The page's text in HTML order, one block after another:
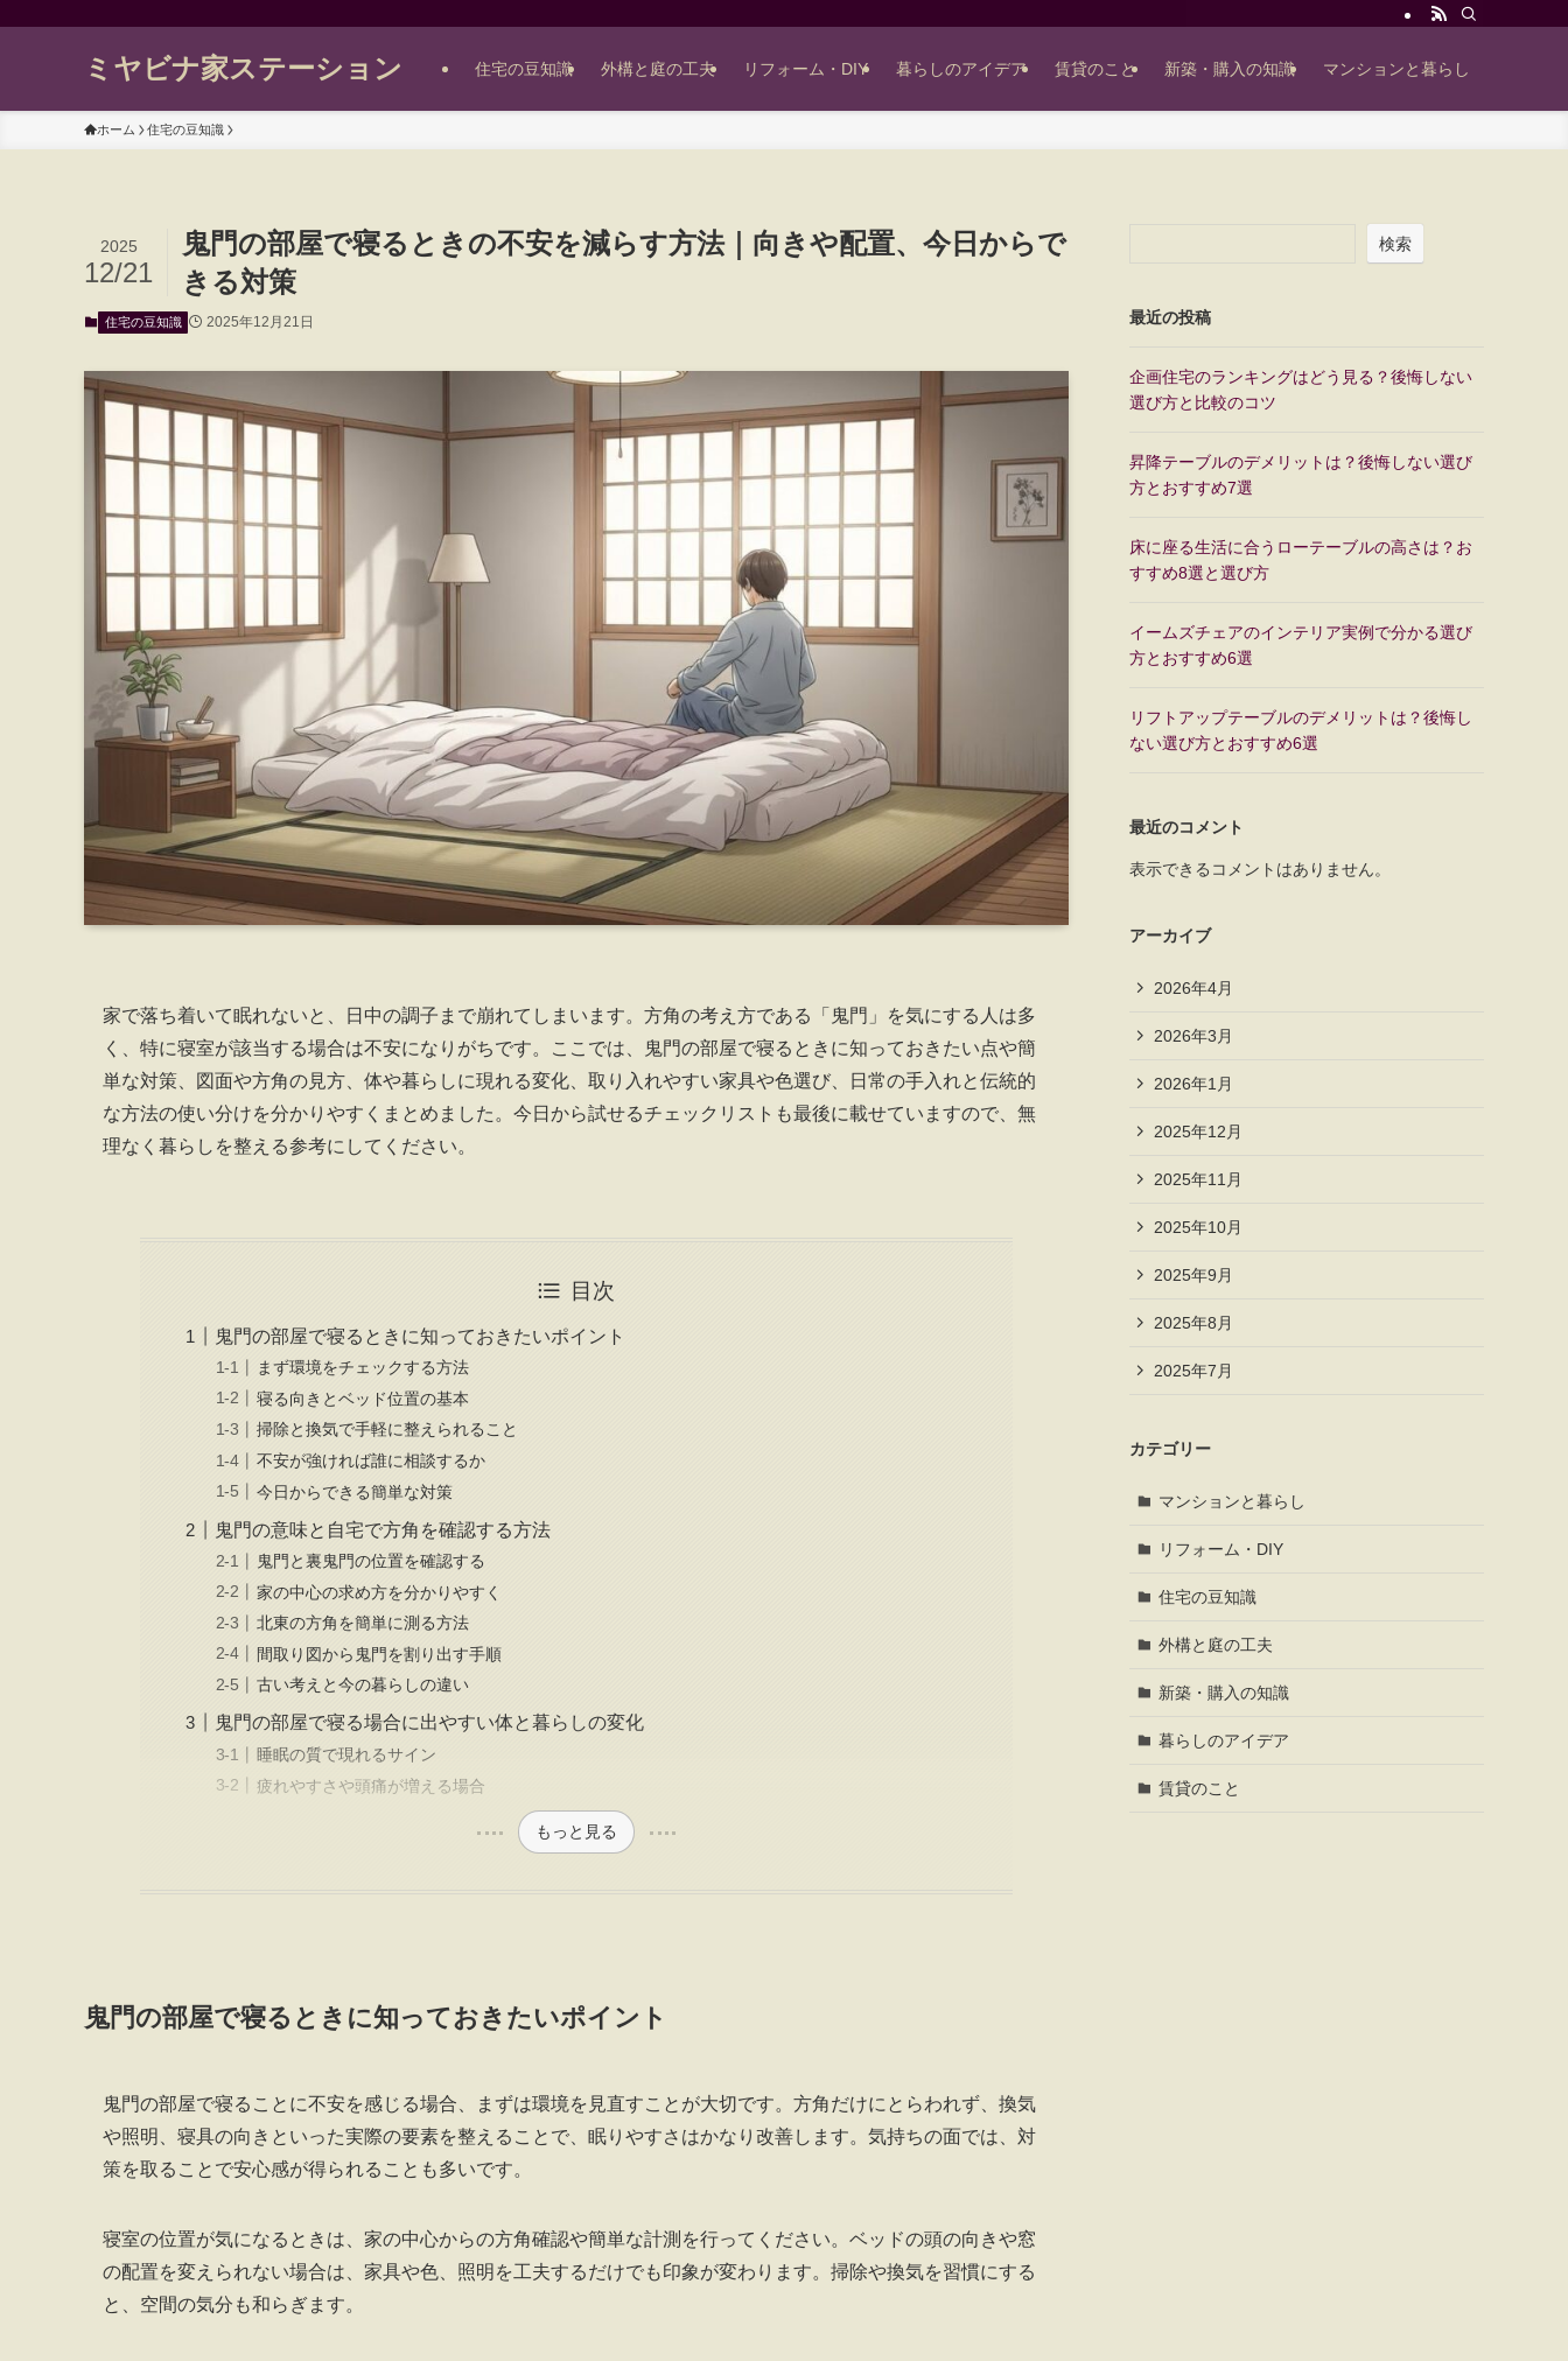
ミヤビナ家ステーション 住宅の豆知識 外構と庭の工夫 リフォーム・DIY 暮らしのアイデア 賃貸のこと 新築・購入の知識 マンションと暮らし
ホーム 住宅の豆知識
鬼門の部屋で寝るときの不安を減らす方法｜向きや配置、今日からで
きる対策
2025
12/21
住宅の豆知識 2025年12月21日
家で落ち着いて眠れないと、日中の調子まで崩れてしまいます。方角の考え方である「鬼門」を気にする人は多
く、特に寝室が該当する場合は不安になりがちです。ここでは、鬼門の部屋で寝るときに知っておきたい点や簡
単な対策、図面や方角の見方、体や暮らしに現れる変化、取り入れやすい家具や色選び、日常の手入れと伝統的
な方法の使い分けを分かりやすくまとめました。今日から試せるチェックリストも最後に載せていますので、無
理なく暮らしを整える参考にしてください。
目次
鬼門の部屋で寝るときに知っておきたいポイント
まず環境をチェックする方法
寝る向きとベッド位置の基本
掃除と換気で手軽に整えられること
不安が強ければ誰に相談するか
今日からできる簡単な対策
鬼門の意味と自宅で方角を確認する方法
鬼門と裏鬼門の位置を確認する
家の中心の求め方を分かりやすく
北東の方角を簡単に測る方法
間取り図から鬼門を割り出す手順
古い考えと今の暮らしの違い
鬼門の部屋で寝る場合に出やすい体と暮らしの変化
睡眠の質で現れるサイン
疲れやすさや頭痛が増える場合
もっと見る
鬼門の部屋で寝るときに知っておきたいポイント
鬼門の部屋で寝ることに不安を感じる場合、まずは環境を見直すことが大切です。方角だけにとらわれず、換気
や照明、寝具の向きといった実際の要素を整えることで、眠りやすさはかなり改善します。気持ちの面では、対
策を取ることで安心感が得られることも多いです。
寝室の位置が気になるときは、家の中心からの方角確認や簡単な計測を行ってください。ベッドの頭の向きや窓
の配置を変えられない場合は、家具や色、照明を工夫するだけでも印象が変わります。掃除や換気を習慣にする
と、空間の気分も和らぎます。
検索
最近の投稿
企画住宅のランキングはどう見る？後悔しない
選び方と比較のコツ
昇降テーブルのデメリットは？後悔しない選び
方とおすすめ7選
床に座る生活に合うローテーブルの高さは？お
すすめ8選と選び方
イームズチェアのインテリア実例で分かる選び
方とおすすめ6選
リフトアップテーブルのデメリットは？後悔し
ない選び方とおすすめ6選
最近のコメント
表示できるコメントはありません。
アーカイブ
2026年4月
2026年3月
2026年1月
2025年12月
2025年11月
2025年10月
2025年9月
2025年8月
2025年7月
カテゴリー
マンションと暮らし
リフォーム・DIY
住宅の豆知識
外構と庭の工夫
新築・購入の知識
暮らしのアイデア
賃貸のこと